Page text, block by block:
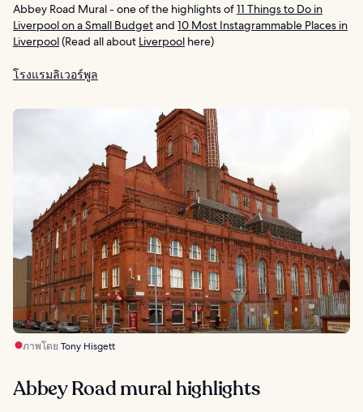
Abbey Road Mural - one of the highlights of11 Things to Do in
Liverpool on a Small Budgetand 10 Most Instagrammable Places in
Liverpool(Read all about Liverpool here)
โรงแรมลิเวอร์พูล
ภาพโดย Tony Hisgett
Abbey Road mural highlights